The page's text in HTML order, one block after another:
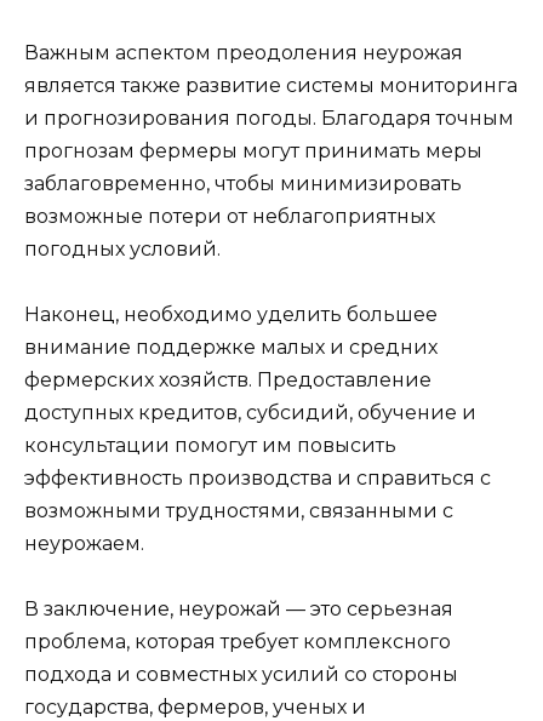
Важным аспектом преодоления неурожая
является также развитие системы мониторинга
и прогнозирования погоды. Благодаря точным
прогнозам фермеры могут принимать меры
заблаговременно, чтобы минимизировать
возможные потери от неблагоприятных
погодных условий.
Наконец, необходимо уделить большее
внимание поддержке малых и средних
фермерских хозяйств. Предоставление
доступных кредитов, субсидий, обучение и
консультации помогут им повысить
эффективность производства и справиться с
возможными трудностями, связанными с
неурожаем.
В заключение, неурожай — это серьезная
проблема, которая требует комплексного
подхода и совместных усилий со стороны
государства, фермеров, ученых и